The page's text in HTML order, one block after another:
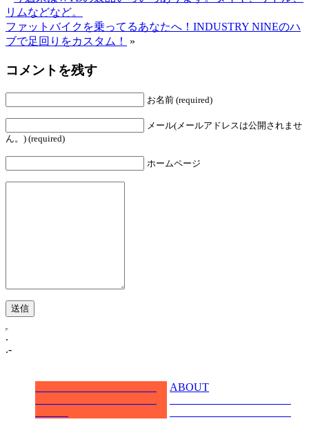
リムなどなど。
ファットバイクを乗ってるあなたへ！INDUSTRY NINEのハ
ブで足回りをカスタム！
»
コメントを残す
お名前 (required)
メール(メールアドレスは公開されませ
ん。) (required)
ホームページ
.
.-
ABOUT